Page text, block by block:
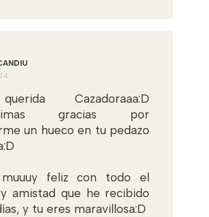
Cazadoraaa:D
gracias por
un hueco en tu pedazo
feliz con todo el
amistad que he recibido
y tu eres maravillosa:D